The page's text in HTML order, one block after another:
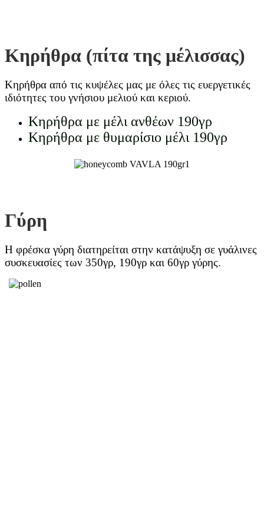
Κηρήθρα (πίτα της μέλισσας)
Κηρήθρα από τις κυψέλες μας με όλες τις ευεργετικές
ιδιότητες του γνήσιου μελιού και κεριού.
Κηρήθρα με μέλι ανθέων 190γρ
Κηρήθρα με θυμαρίσιο μέλι 190γρ
Γύρη
Η φρέσκα γύρη διατηρείται στην κατάψυξη σε γυάλινες
συσκευασίες των 350γρ, 190γρ και 60γρ γύρης.